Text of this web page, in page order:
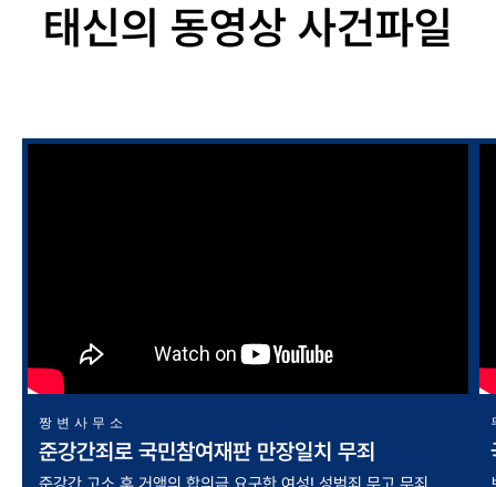
태신의 동영상 사건파일
짱변사무소
준강간죄로 국민참여재판 만장일치 무죄